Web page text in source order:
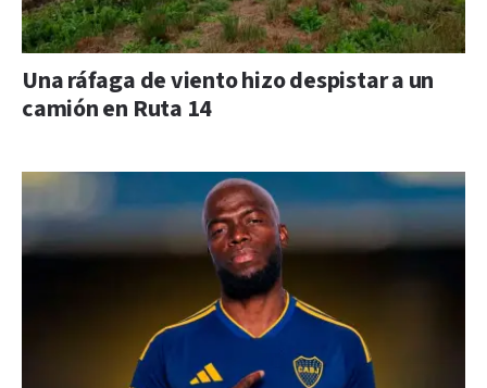
Una ráfaga de viento hizo despistar a un
camión en Ruta 14